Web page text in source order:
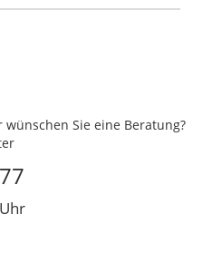
wünschen Sie eine Beratung?